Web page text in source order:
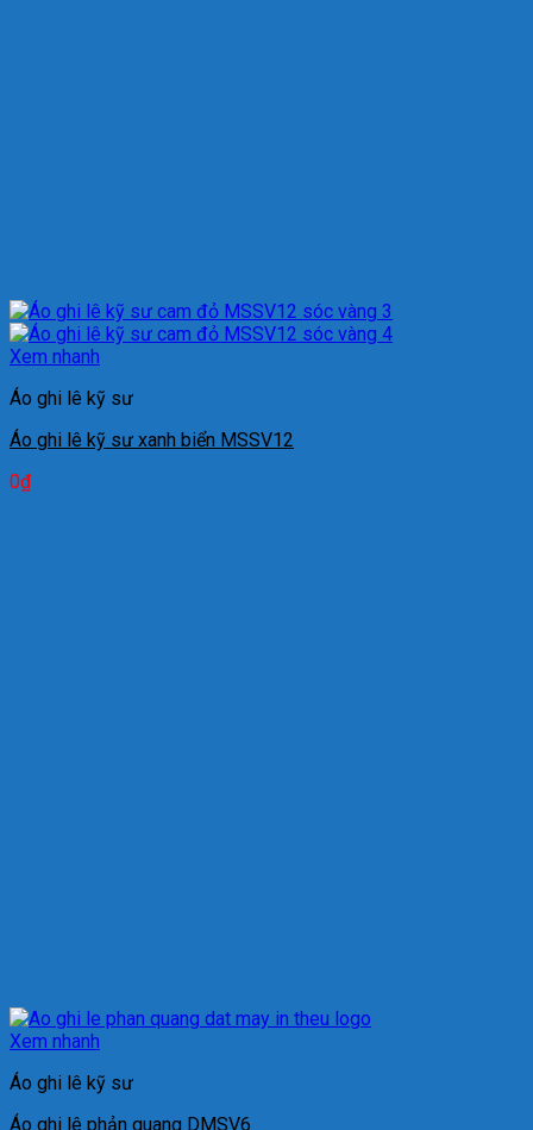
Xem nhanh
Áo ghi lê kỹ sư
Áo ghi lê kỹ sư xanh biển MSSV12
0₫
Xem nhanh
Áo ghi lê kỹ sư
Áo ghi lê phản quang DMSV6